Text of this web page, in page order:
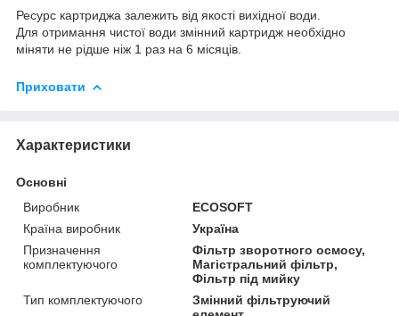
Ресурс картриджа залежить від якості вихідної води.
Для отримання чистої води змінний картридж необхідно
міняти не рідше ніж 1 раз на 6 місяців.
Приховати
Характеристики
Основні
Виробник
ECOSOFT
Країна виробник
Україна
Призначення
комплектуючого
Фільтр зворотного осмосу,
Магістральний фільтр,
Фільтр під мийку
Тип комплектуючого
Змінний фільтруючий